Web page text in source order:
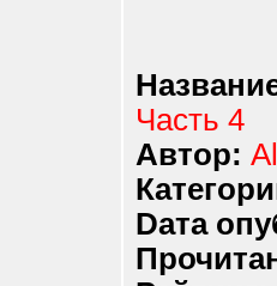
Часть 4
Автор:
Dата